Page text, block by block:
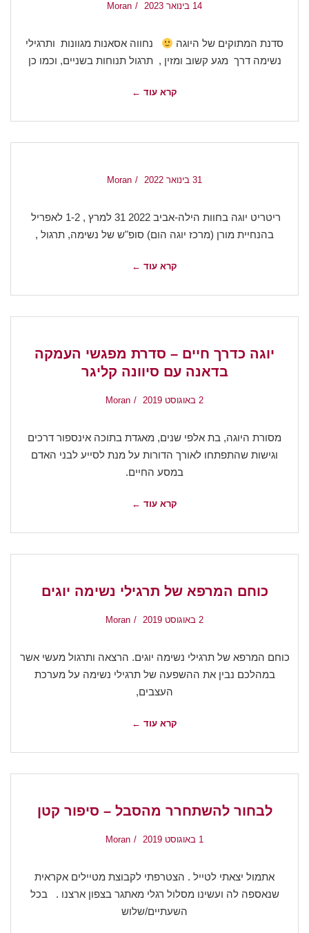
14 בינואר 2023 Moran
סדנת המתוקים של היוגה
נחווה אסאנות מגוונות ותרגילי
נשימה דרך מגע קשוב ומזין , תרגול תנוחות בשניים, וכמו כן
קרא עוד ←
31 בינואר 2022 Moran
ריטריט יוגה בחוות הילה-אביב 2022 31 למרץ , 1-2 לאפריל
בהנחיית מורן (מרכז יוגה הום) סופ"ש של נשימה, תרגול ,
קרא עוד ←
יוגה כדרך חיים – סדרת מפגשי העמקה
בדאנה עם סיוונה קליגר
2 באוגוסט 2019 Moran
מסורת היוגה, בת אלפי שנים, מאגדת בתוכה אינספור דרכים
וגישות שהתפתחו לאורך הדורות על מנת לסייע לבני האדם
במסע החיים.
קרא עוד ←
כוחם המרפא של תרגילי נשימה יוגים
2 באוגוסט 2019 Moran
כוחם המרפא של תרגילי נשימה יוגים. הרצאה ותרגול מעשי אשר
במהלכם נבין את ההשפעה של תרגילי נשימה על מערכת
העצבים,
קרא עוד ←
לבחור להשתחרר מהסבל – סיפור קטן
1 באוגוסט 2019 Moran
אתמול יצאתי לטייל . הצטרפתי לקבוצת מטיילים אקראית
שנאספה לה ועשינו מסלול רגלי מאתגר בצפון ארצנו . בכל
השעתיים/שלוש